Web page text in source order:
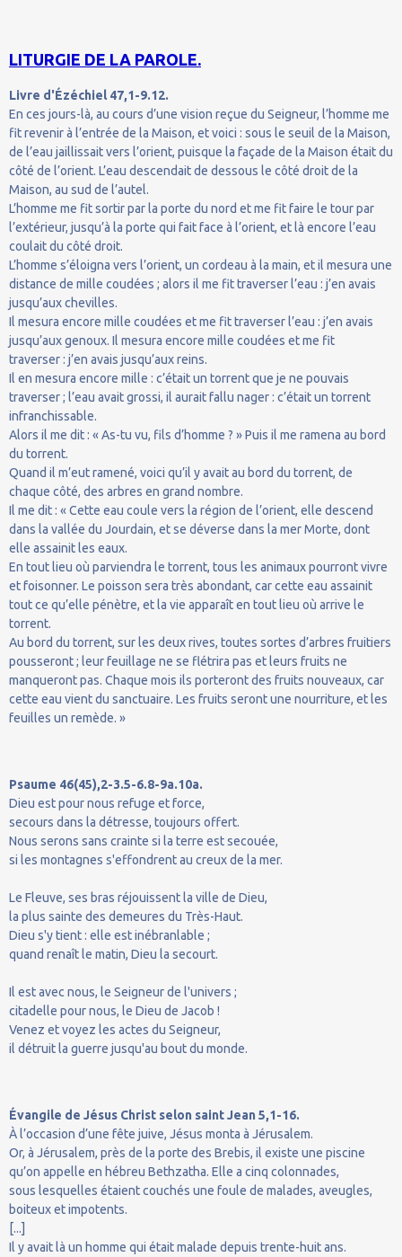
LITURGIE DE LA PAROLE.
Livre d'Ézéchiel 47,1-9.12.
En ces jours-là, au cours d’une vision reçue du Seigneur, l’homme me
fit revenir à l’entrée de la Maison, et voici : sous le seuil de la Maison,
de l’eau jaillissait vers l’orient, puisque la façade de la Maison était du
côté de l’orient. L’eau descendait de dessous le côté droit de la
Maison, au sud de l’autel.
L’homme me fit sortir par la porte du nord et me fit faire le tour par
l’extérieur, jusqu’à la porte qui fait face à l’orient, et là encore l’eau
coulait du côté droit.
L’homme s’éloigna vers l’orient, un cordeau à la main, et il mesura une
distance de mille coudées ; alors il me fit traverser l’eau : j’en avais
jusqu’aux chevilles.
Il mesura encore mille coudées et me fit traverser l’eau : j’en avais
jusqu’aux genoux. Il mesura encore mille coudées et me fit
traverser : j’en avais jusqu’aux reins.
Il en mesura encore mille : c’était un torrent que je ne pouvais
traverser ; l’eau avait grossi, il aurait fallu nager : c’était un torrent
infranchissable.
Alors il me dit : « As-tu vu, fils d’homme ? » Puis il me ramena au bord
du torrent.
Quand il m’eut ramené, voici qu’il y avait au bord du torrent, de
chaque côté, des arbres en grand nombre.
Il me dit : « Cette eau coule vers la région de l’orient, elle descend
dans la vallée du Jourdain, et se déverse dans la mer Morte, dont
elle assainit les eaux.
En tout lieu où parviendra le torrent, tous les animaux pourront vivre
et foisonner. Le poisson sera très abondant, car cette eau assainit
tout ce qu’elle pénètre, et la vie apparaît en tout lieu où arrive le
torrent.
Au bord du torrent, sur les deux rives, toutes sortes d’arbres fruitiers
pousseront ; leur feuillage ne se flétrira pas et leurs fruits ne
manqueront pas. Chaque mois ils porteront des fruits nouveaux, car
cette eau vient du sanctuaire. Les fruits seront une nourriture, et les
feuilles un remède. »
Psaume 46(45),2-3.5-6.8-9a.10a.
Dieu est pour nous refuge et force,
secours dans la détresse, toujours offert.
Nous serons sans crainte si la terre est secouée,
si les montagnes s'effondrent au creux de la mer.
Le Fleuve, ses bras réjouissent la ville de Dieu,
la plus sainte des demeures du Très-Haut.
Dieu s'y tient : elle est inébranlable ;
quand renaît le matin, Dieu la secourt.
Il est avec nous, le Seigneur de l'univers ;
citadelle pour nous, le Dieu de Jacob !
Venez et voyez les actes du Seigneur,
il détruit la guerre jusqu'au bout du monde.
Évangile de Jésus Christ selon saint Jean 5,1-16.
À l’occasion d’une fête juive, Jésus monta à Jérusalem.
Or, à Jérusalem, près de la porte des Brebis, il existe une piscine
qu’on appelle en hébreu Bethzatha. Elle a cinq colonnades,
sous lesquelles étaient couchés une foule de malades, aveugles,
boiteux et impotents.
[...]
Il y avait là un homme qui était malade depuis trente-huit ans.